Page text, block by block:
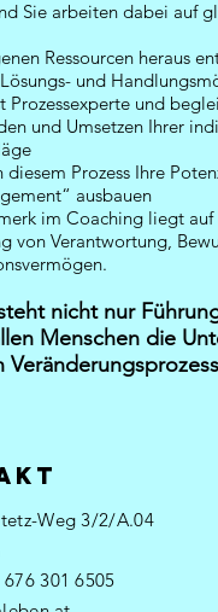
Sie arbeiten dabei auf
Ressourcen heraus
und
Prozessexperte und
und Umsetzen Ihrer
diesem Prozess Ihre
ausbauen
im Coaching liegt
von Verantwortung,
nicht nur
Menschen die
Weg 3/2/A.04
301 6505